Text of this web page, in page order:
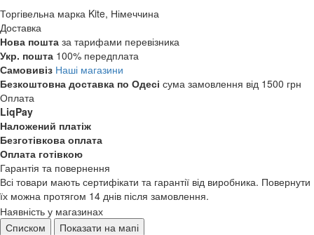
Торгівельна марка Kite, Німеччина
Доставка
Нова пошта за тарифами перевізника
Укр. пошта 100% передплата
Самовивіз Наші магазини
Безкоштовна доставка по Одесі сума замовлення від 1500 грн
Оплата
LiqPay
Наложений платіж
Безготівкова оплата
Оплата готівкою
Гарантія та повернення
Всі товари мають сертифікати та гарантії від виробника. Повернути
їх можна протягом 14 днів після замовлення.
Наявність у магазинах
Списком
Показати на мапі